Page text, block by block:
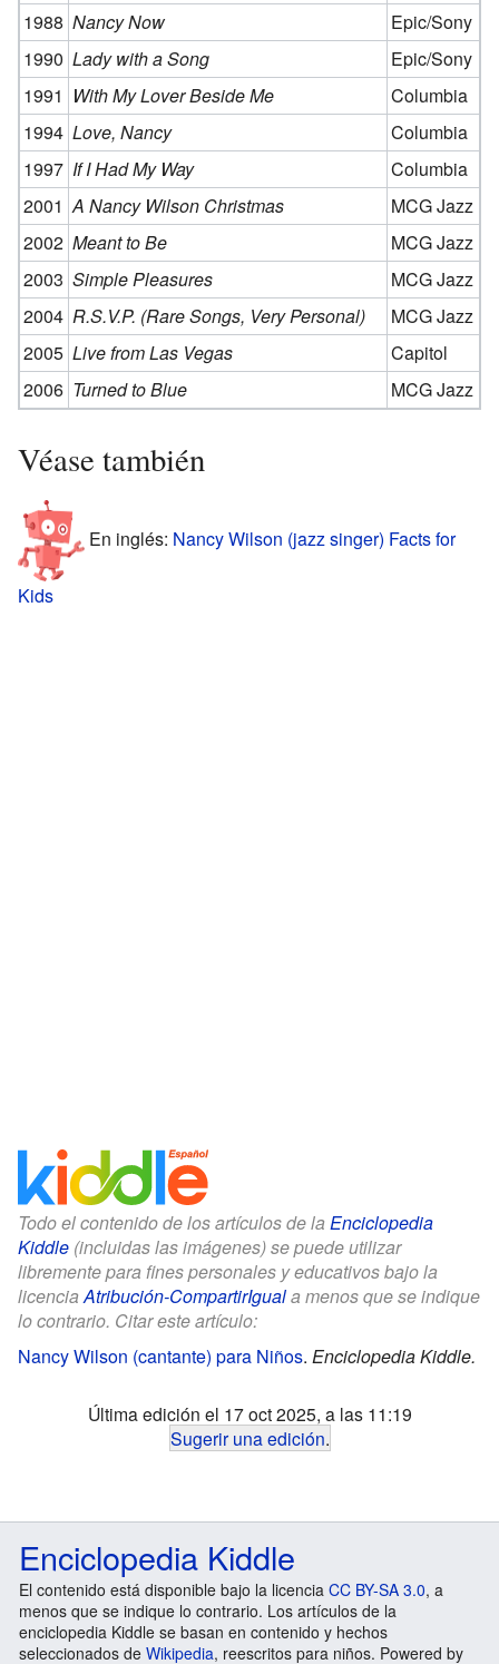
1988 Nancy Now
Epic/Sony
1990 Lady with a Song
Epic/Sony
1991 With My Lover Beside Me
Columbia
1994 Love, Nancy
Columbia
1997 If I Had My Way
Columbia
2001 A Nancy Wilson Christmas
MCG Jazz
2002 Meant to Be
MCG Jazz
2003 Simple Pleasures
MCG Jazz
2004 R.S.V.P. (Rare Songs, Very Personal)
MCG Jazz
2005 Live from Las Vegas
Capitol
2006 Turned to Blue MCG Jazz
Véase también
En inglés: Nancy Wilson (jazz singer) Facts for
Kids
Todo el contenido de los artículos de la Enciclopedia
Kiddle (incluidas las imágenes) se puede utilizar
libremente para fines personales y educativos bajo la
licenciaAtribución-CompartirIguala menos que se indique
lo contrario. Citar este artículo:
Nancy Wilson (cantante) para Niños. Enciclopedia Kiddle.
Última edición el 17 oct 2025, a las 11:19
Sugerir una edición.
Enciclopedia Kiddle
El contenido está disponible bajo la licencia CC BY-SA 3.0, a
menos que se indique lo contrario. Los artículos de la
enciclopedia Kiddle se basan en contenido y hechos
seleccionados de Wikipedia, reescritos para niños. Powered by